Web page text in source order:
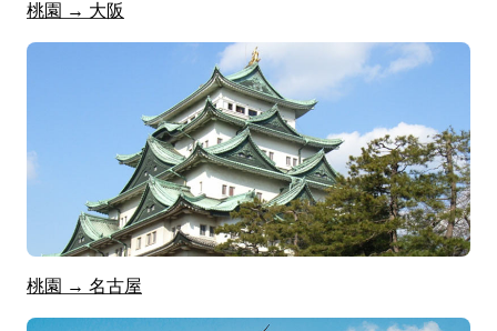
桃園 → 大阪
桃園 → 名古屋